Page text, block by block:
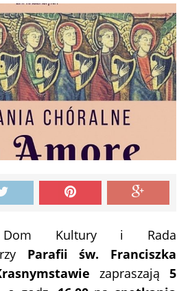
Dom Kultury i Rada
Parafii św. Franciszka
zapraszają 5